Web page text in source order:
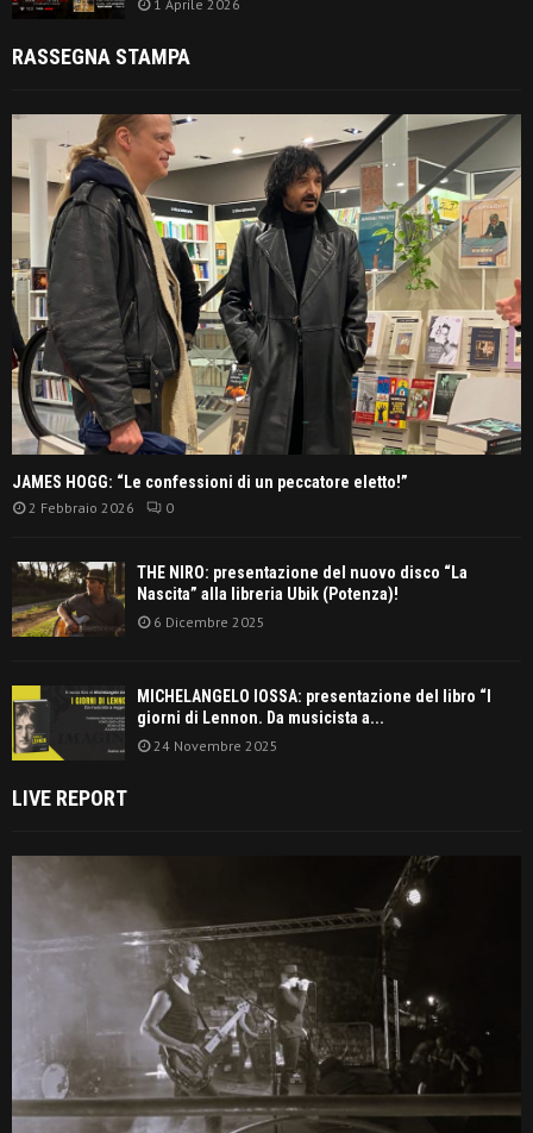
1 Aprile 2026
RASSEGNA STAMPA
JAMES HOGG: “Le confessioni di un peccatore eletto!”
2 Febbraio 2026 0
THE NIRO: presentazione del nuovo disco “La
Nascita” alla libreria Ubik (Potenza)!
6 Dicembre 2025
MICHELANGELO IOSSA: presentazione del libro “I
giorni di Lennon. Da musicista a...
24 Novembre 2025
LIVE REPORT